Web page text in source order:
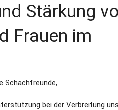
Stärkung
Frauen im
Schachfreunde,
bei der Verbreitung